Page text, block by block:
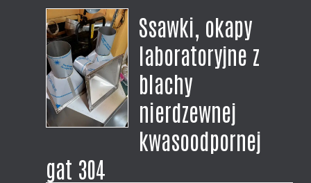
Ssawki, okapy
laboratoryjne z
blachy
nierdzewnej
kwasoodpornej
gat 304